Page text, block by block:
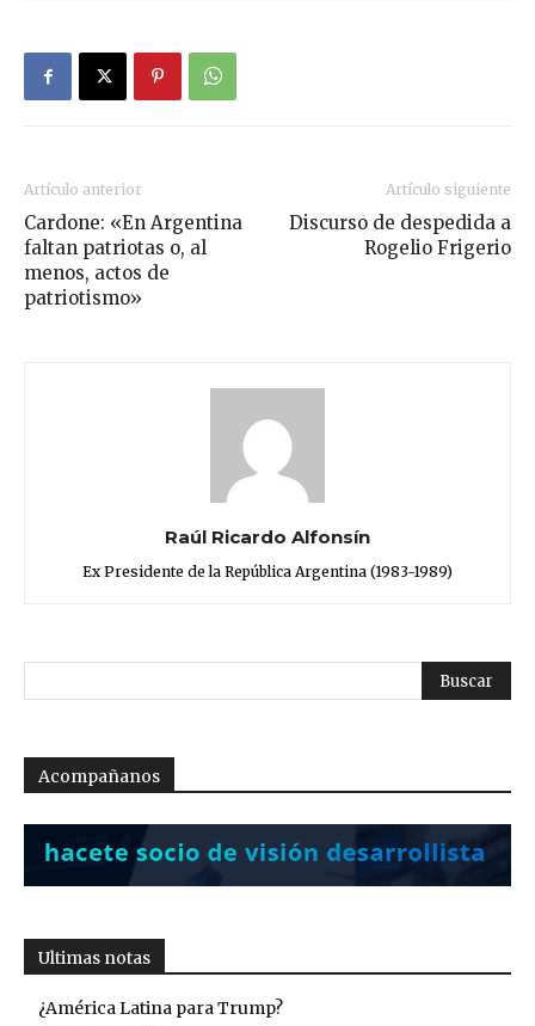
Artículo anterior
Cardone: «En Argentina
faltan patriotas o, al
menos, actos de
patriotismo»
Artículo siguiente
Discurso de despedida a
Rogelio Frigerio
Raúl Ricardo Alfonsín
Ex Presidente de la República Argentina (1983-1989)
Acompañanos
Ultimas notas
¿América Latina para Trump?